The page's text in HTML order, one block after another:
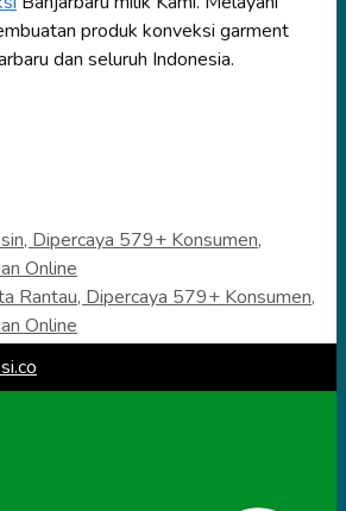
produk konveksi garment
dan seluruh Indonesia.
Dipercaya 579+ Konsumen,
Online
Rantau, Dipercaya 579+ Konsumen,
Online